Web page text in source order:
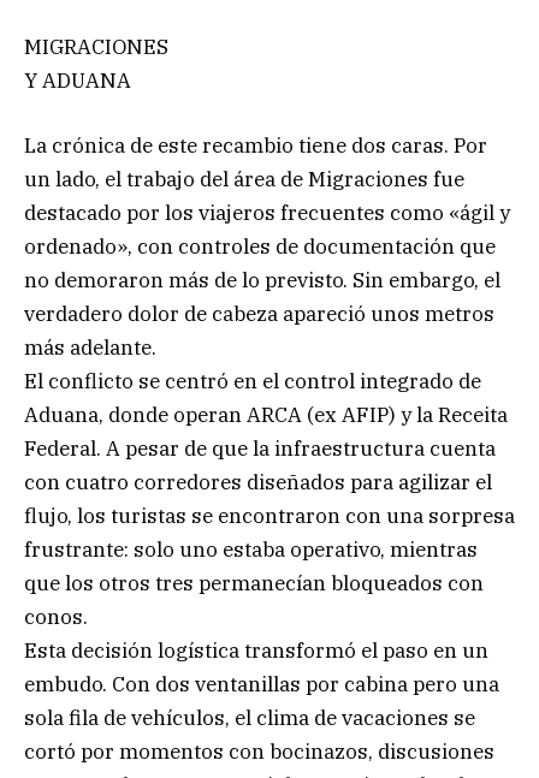
MIGRACIONES
Y ADUANA
La crónica de este recambio tiene dos caras. Por
un lado, el trabajo del área de Migraciones fue
destacado por los viajeros frecuentes como «ágil y
ordenado», con controles de documentación que
no demoraron más de lo previsto. Sin embargo, el
verdadero dolor de cabeza apareció unos metros
más adelante.
El conflicto se centró en el control integrado de
Aduana, donde operan ARCA (ex AFIP) y la Receita
Federal. A pesar de que la infraestructura cuenta
con cuatro corredores diseñados para agilizar el
flujo, los turistas se encontraron con una sorpresa
frustrante: solo uno estaba operativo, mientras
que los otros tres permanecían bloqueados con
conos.
Esta decisión logística transformó el paso en un
embudo. Con dos ventanillas por cabina pero una
sola fila de vehículos, el clima de vacaciones se
cortó por momentos con bocinazos, discusiones